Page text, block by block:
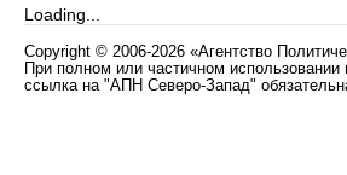
Loading...
Copyright © 2006-2026 «Агентство
При полном или частичном использовании
ссылка на "АПН Северо-Запад"